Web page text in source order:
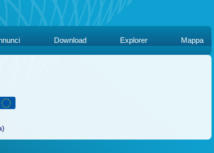
Download Explorer Mappa